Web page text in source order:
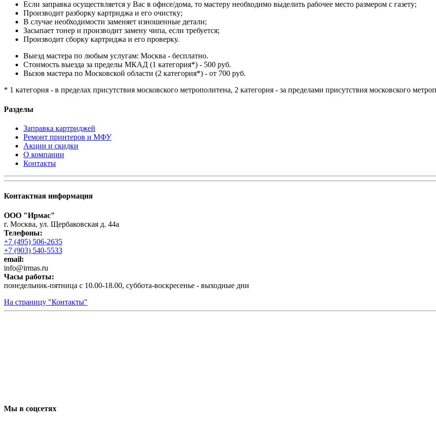
Если заправка осуществляется у Вас в офисе/дома, то мастеру необходимо выделить рабочее место размером с газету;
Производит разборку картриджа и его очистку;
В случае необходимости заменяет изношенные детали;
Засыпает тонер и производит замену чипа, если требуется;
Производит сборку картриджа и его проверку.
Выезд мастера по любым услугам: Москва - бесплатно.
Стоимость выезда за пределы МКАД (1 категория*) - 500 руб.
Вызов мастера по Московской области (2 категория*) - от 700 руб.
* 1 категория - в пределах присутствия московского метрополитена, 2 категория - за пределами присутствия московского
Разделы
Заправка картриджей
Ремонт принтеров и МФУ
Акции и скидки
О компании
Контакты
Контактная информация
ООО "Ирмас"
г. Москва, ул. Щербаковская д. 44а
Телефоны:
+7 (495) 506-2635
+7 (903) 540-5533
email:
infо@irmas.ru
Часы работы:
понедельник-пятница с 10.00-18.00, суббота-воскресенье - выходные дни
На страницу "Контакты"
Мы в соцсетях